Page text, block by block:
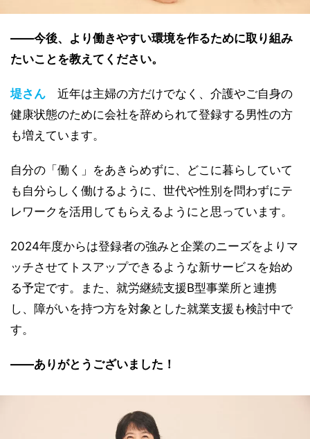
――今後、より働きやすい環境を作るために取り組み
たいことを教えてください。
堤さん
近年は主婦の方だけでなく、介護やご自身の
健康状態のために会社を辞められて登録する男性の方
も増えています。
自分の「働く」をあきらめずに、どこに暮らしていて
も自分らしく働けるように、世代や性別を問わずにテ
レワークを活用してもらえるようにと思っています。
2024年度からは登録者の強みと企業のニーズをよりマ
ッチさせてトスアップできるような新サービスを始め
る予定です。また、就労継続支援B型事業所と連携
し、障がいを持つ方を対象とした就業支援も検討中で
す。
――ありがとうございました！